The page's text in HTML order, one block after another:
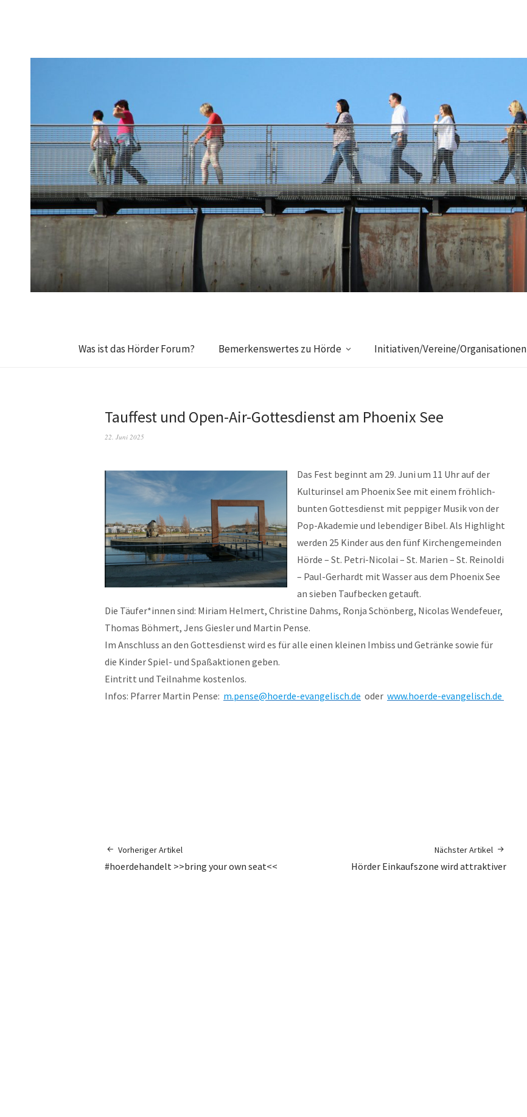
Was ist das Hörder Forum? Bemerkenswertes zu Hörde Initiativen/Vereine/Organisationen
Tauffest und Open-Air-Gottesdienst am Phoenix See
22. Juni 2025
Das Fest beginnt am 29. Juni um 11 Uhr auf der
Kulturinsel am Phoenix See mit einem fröhlich-
bunten Gottesdienst mit peppiger Musik von der
Pop-Akademie und lebendiger Bibel. Als Highlight
werden 25 Kinder aus den fünf Kirchengemeinden
Hörde – St. Petri-Nicolai – St. Marien – St. Reinoldi
– Paul-Gerhardt mit Wasser aus dem Phoenix See
an sieben Taufbecken getauft.
Die Täufer*innen sind: Miriam Helmert, Christine Dahms, Ronja Schönberg, Nicolas Wendefeuer,
Thomas Böhmert, Jens Giesler und Martin Pense.
Im Anschluss an den Gottesdienst wird es für alle einen kleinen Imbiss und Getränke sowie für
die Kinder Spiel- und Spaßaktionen geben.
Eintritt und Teilnahme kostenlos.
Infos: Pfarrer Martin Pense: m.pense@hoerde-evangelisch.de oder www.hoerde-evangelisch.de
Vorheriger Artikel
#hoerdehandelt >>bring your own seat<<
Nächster Artikel
Hörder Einkaufszone wird attraktiver